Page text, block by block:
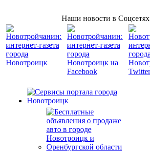
Наши новости в Соцсетях